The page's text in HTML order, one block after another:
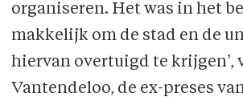
organiseren. Het was in het
makkelijk om de stad en de
hiervan overtuigd te krijgen’,
Vantendeloo, de ex-preses